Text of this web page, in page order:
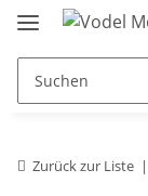
Zurück zur Liste